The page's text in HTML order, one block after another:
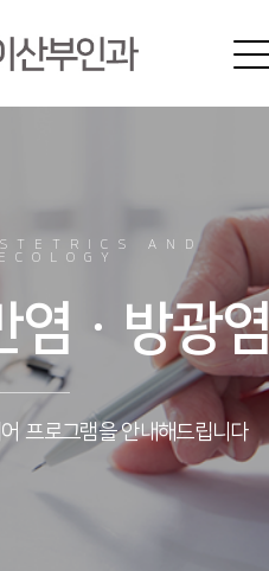
AND
염ㆍ방광
프로그램을 안내해드립니다